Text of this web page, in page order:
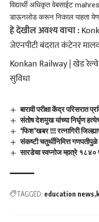
विद्यार्थी अधिकृत वेबसाईट
डाऊनलोड करून निकाल पाहता
हे देखील अवश्य वाचा :
जेएनपीटी बंदरात कंटेनर
Konkan Railway | खेड
सुविधा
बारावी परीक्षा केंद्र परिसरात
संतोष देशमुख यांच्या निर्घृण
‘फिश’खबर !!! रत्नागिरी
संकष्टी चतुर्थीनिमित्त
सारडेचा स्वप्नोज म्हात्रे १८४०
TAGGED: education news